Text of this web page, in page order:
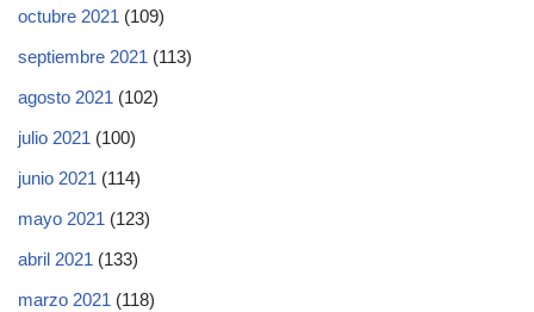
octubre 2021 (109)
septiembre 2021 (113)
agosto 2021 (102)
julio 2021 (100)
junio 2021 (114)
mayo 2021 (123)
abril 2021 (133)
marzo 2021 (118)